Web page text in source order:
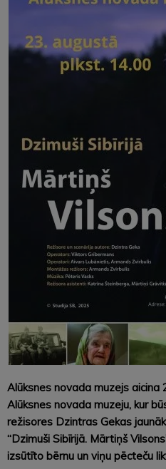
Alūksnes novada muzejs aicina
Alūksnes novada muzeju, kur
režisores Dzintras Gekas
“Dzimuši Sibīrijā. Mārtiņš
izsūtīto bērnu un viņu pēcteču